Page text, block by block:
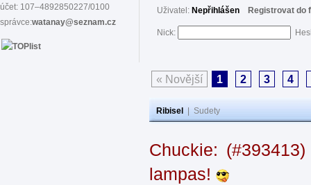
účet: 107–4892850227/0100
správce:watanay@seznam.cz
Uživatel: Nepřihlášen Registrovat do
Nick:
« Novější 1 2 3 4
Ribisel Sudety
Chuckie:
lampas!